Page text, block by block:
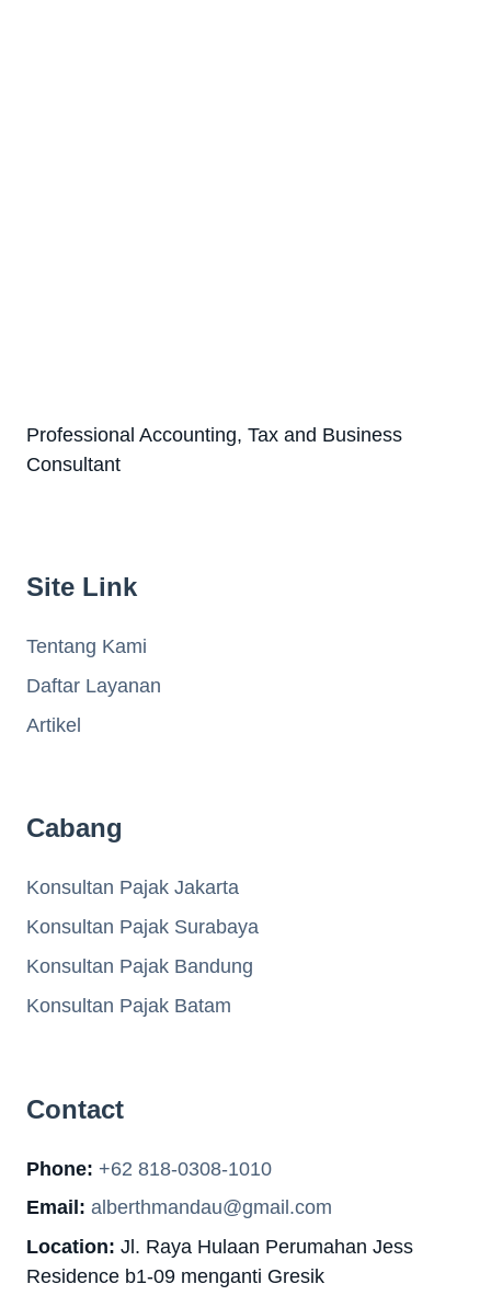
Professional Accounting, Tax and Business
Consultant
Site Link
Tentang Kami
Daftar Layanan
Artikel
Cabang
Konsultan Pajak Jakarta
Konsultan Pajak Surabaya
Konsultan Pajak Bandung
Konsultan Pajak Batam
Contact
Phone: +62 818-0308-1010
Email: alberthmandau@gmail.com
Location: Jl. Raya Hulaan Perumahan Jess
Residence b1-09 menganti Gresik